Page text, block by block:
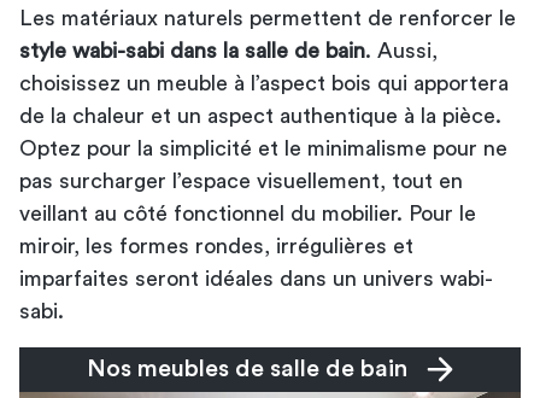
Les matériaux naturels permettent de renforcer le
style wabi-sabi dans la salle de bain. Aussi,
choisissez un meuble à l’aspect bois qui apportera
de la chaleur et un aspect authentique à la pièce.
Optez pour la simplicité et le minimalisme pour ne
pas surcharger l’espace visuellement, tout en
veillant au côté fonctionnel du mobilier. Pour le
miroir, les formes rondes, irrégulières et
imparfaites seront idéales dans un univers wabi-
sabi.
Nos meubles de salle de bain